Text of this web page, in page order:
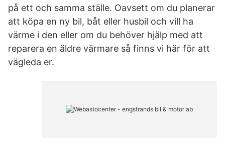
på ett och samma ställe. Oavsett om du planerar
att köpa en ny bil, båt eller husbil och vill ha
värme i den eller om du behöver hjälp med att
reparera en äldre värmare så finns vi här för att
vägleda er.